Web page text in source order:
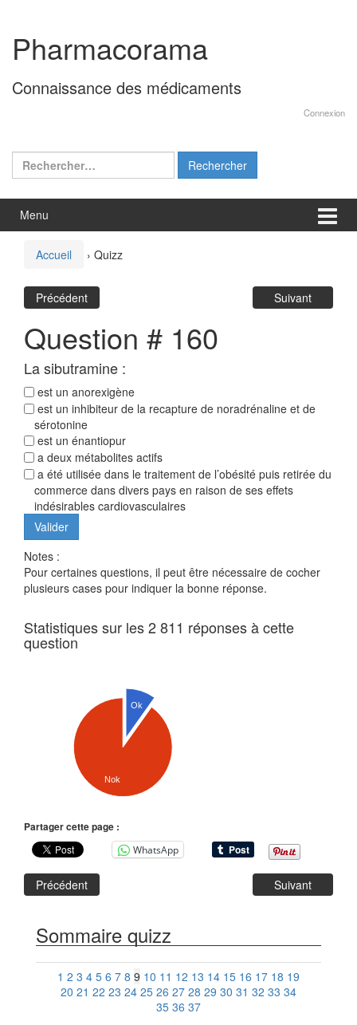
contenu
menu
principal
Pharmacorama
Connaissance des médicaments
Connexion
Rechercher :
Menu
Accueil › Quizz
Précédent Suivant
Question # 160
La sibutramine :
est un anorexigène
est un inhibiteur de la recapture de noradrénaline et de
sérotonine
est un énantiopur
a deux métabolites actifs
a été utilisée dans le traitement de l’obésité puis retirée du
commerce dans divers pays en raison de ses effets
indésirables cardiovasculaires
Notes :
Pour certaines questions, il peut être nécessaire de cocher
plusieurs cases pour indiquer la bonne réponse.
Statistiques sur les 2 811 réponses à cette
question
Ok
Nok
Partager cette page :
WhatsApp
Précédent Suivant
Sommaire quizz
1 2 3 4 5 6 7 8 9 10 11 12 13 14 15 16 17 18 19
20 21 22 23 24 25 26 27 28 29 30 31 32 33 34
35 36 37